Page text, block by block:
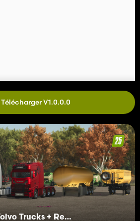
Télécharger V1.0.0.0
Pack Scania et Volvo Trucks + Remorques